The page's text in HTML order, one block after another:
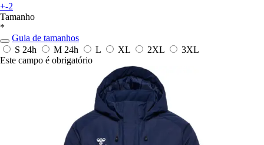
+-2
Tamanho
*
Guia de tamanhos
S 24h M 24h L XL 2XL
3XL
Este campo é obrigatório